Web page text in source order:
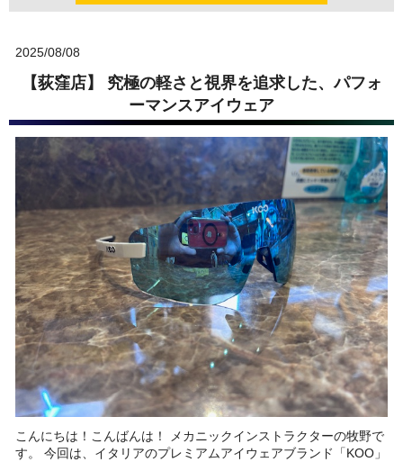
2025/08/08
【荻窪店】 究極の軽さと視界を追求した、パフォ
ーマンスアイウェア
こんにちは！こんばんは！ メカニックインストラクターの牧野で
す。 今回は、イタリアのプレミアムアイウェアブランド「KOO」